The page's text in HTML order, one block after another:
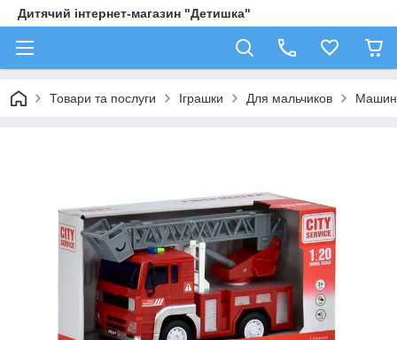
Дитячий інтернет-магазин "Детишка"
Товари та послуги Іграшки Для мальчиков